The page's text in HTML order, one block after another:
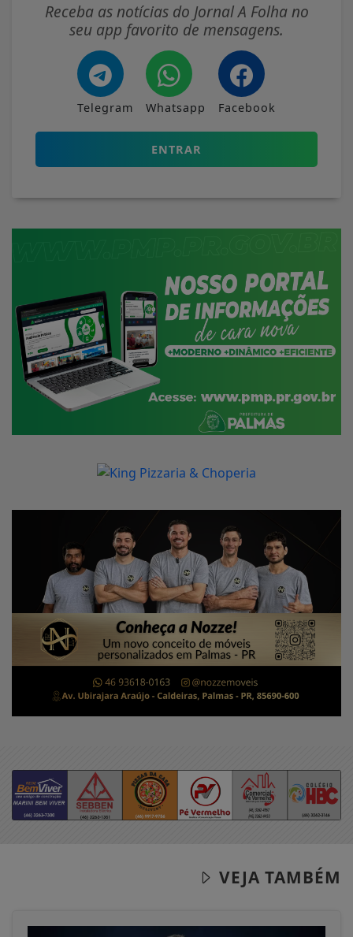
Receba as notícias do Jornal A Folha no
seu app favorito de mensagens.
Telegram Whatsapp Facebook
ENTRAR
VEJA TAMBÉM